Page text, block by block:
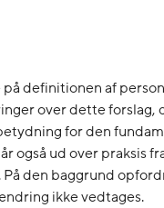
definitionen af
over dette forslag,
for den
også ud over praksis
den baggrund
ikke vedtages.